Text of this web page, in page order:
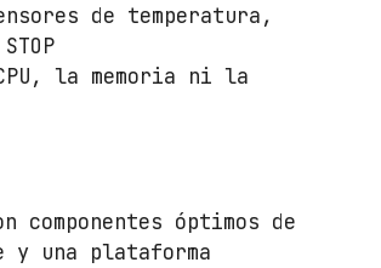
de temperatura,
la memoria ni la
componentes óptimos de
y una plataforma